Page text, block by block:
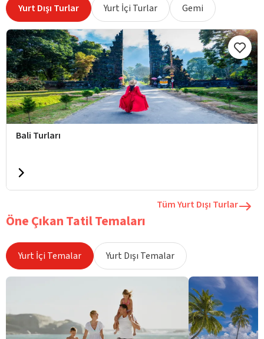
Yurt Dışı Turlar Yurt İçi Turlar Gemi
Bali Turları
Tüm Yurt Dışı Turlar
Öne Çıkan Tatil Temaları
Yurt İçi Temalar Yurt Dışı Temalar